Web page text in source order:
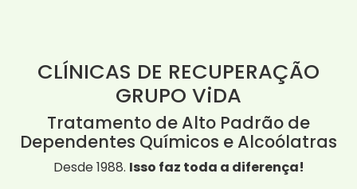
CLÍNICAS DE RECUPERAÇÃO
GRUPO ViDA
Tratamento de Alto Padrão de
Dependentes Químicos e Alcoólatras
Desde 1988. Isso faz toda a diferença!